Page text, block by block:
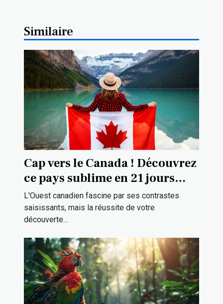
Similaire
Cap vers le Canada ! Découvrez
ce pays sublime en 21 jours
avec ce circuit touristique
complet
L'Ouest canadien fascine par ses contrastes
saisissants, mais la réussite de votre
découverte...